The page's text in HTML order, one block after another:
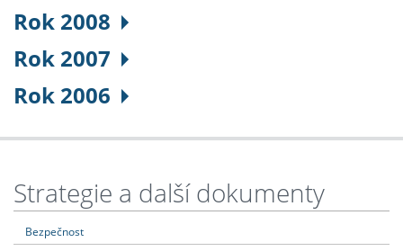
Rok 2008
Rok 2007
Rok 2006
Strategie a další dokumenty
Bezpečnost